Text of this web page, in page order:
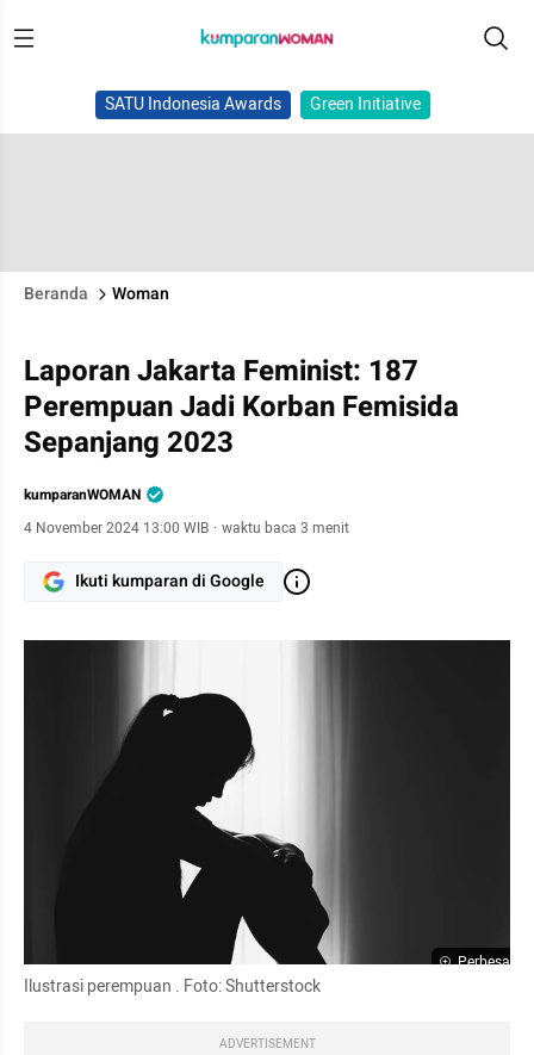
SATU Indonesia Awards Green Initiative
Beranda Woman
Laporan Jakarta Feminist: 187
Perempuan Jadi Korban Femisida
Sepanjang 2023
kumparanWOMAN
4 November 2024 13:00 WIB · waktu baca 3 menit
Ikuti kumparan di Google
Perbesar
Ilustrasi perempuan . Foto: Shutterstock
ADVERTISEMENT